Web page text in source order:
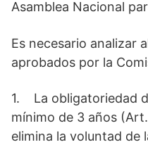
Asamblea Nacional
Es necesario analizar
aprobados por la
1. La obligatoriedad
mínimo de 3 años
elimina la voluntad de